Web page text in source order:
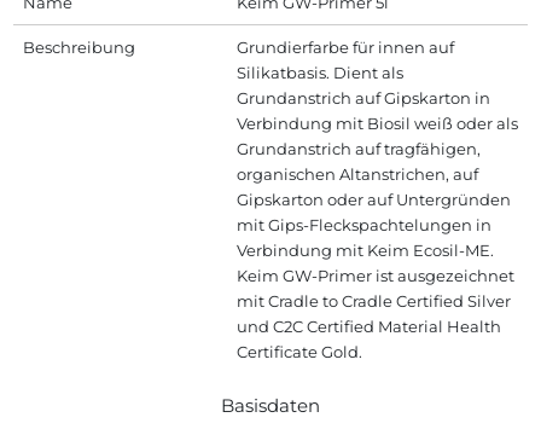
Beschreibung
Grundierfarbe für innen auf
Silikatbasis. Dient als
Grundanstrich auf Gipskarton in
Verbindung mit Biosil weiß oder als
Grundanstrich auf tragfähigen,
organischen Altanstrichen, auf
Gipskarton oder auf Untergründen
mit Gips-Fleckspachtelungen in
Verbindung mit Keim Ecosil-ME.
Keim GW-Primer ist ausgezeichnet
mit Cradle to Cradle Certified Silver
und C2C Certified Material Health
Certificate Gold.
Basisdaten